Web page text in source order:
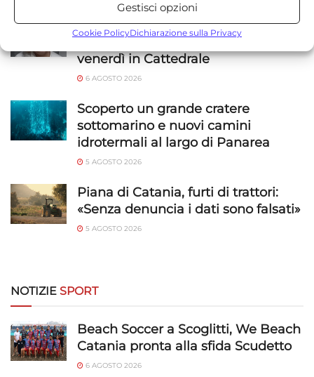
Archiviare informazioni su dispositivo e/o accedervi, Misurare le
prestazioni degli annunci, Misurare le prestazioni dei contenuti,
combinazione di dati provenienti da fonti diverse.
Archiviare informazioni su dispositivo e/o accedervi, Utilizzare
dati limitati per la selezione della pubblicità, Creare profili per la
pubblicità personalizzata, Utilizzare profili per la selezione di
pubblicità personalizzata, Creare profili per la personalizzazione
personalizzati, Sviluppare e migliorare i servizi, Utilizzare dati
limitati per la selezione dei contenuti.
fonti di dati, Collegare diversi dispositivi,
Utilizzare dati di geolocalizzazione precisi,
Riconoscere i dispositivi in base a informazioni
Gestisci opzioni
Cookie PolicyDichiarazione sulla Privacy
Alessandra Frazzica morta a 21 anni
nel crollo di Pistinuna: funerali
venerdì in Cattedrale
6 AGOSTO 2026
Scoperto un grande cratere
sottomarino e nuovi camini
idrotermali al largo di Panarea
5 AGOSTO 2026
Piana di Catania, furti di trattori:
«Senza denuncia i dati sono falsati»
5 AGOSTO 2026
NOTIZIE SPORT
Beach Soccer a Scoglitti, We Beach
Catania pronta alla sfida Scudetto
6 AGOSTO 2026